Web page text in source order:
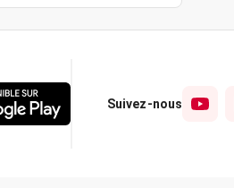
Suivez-nous